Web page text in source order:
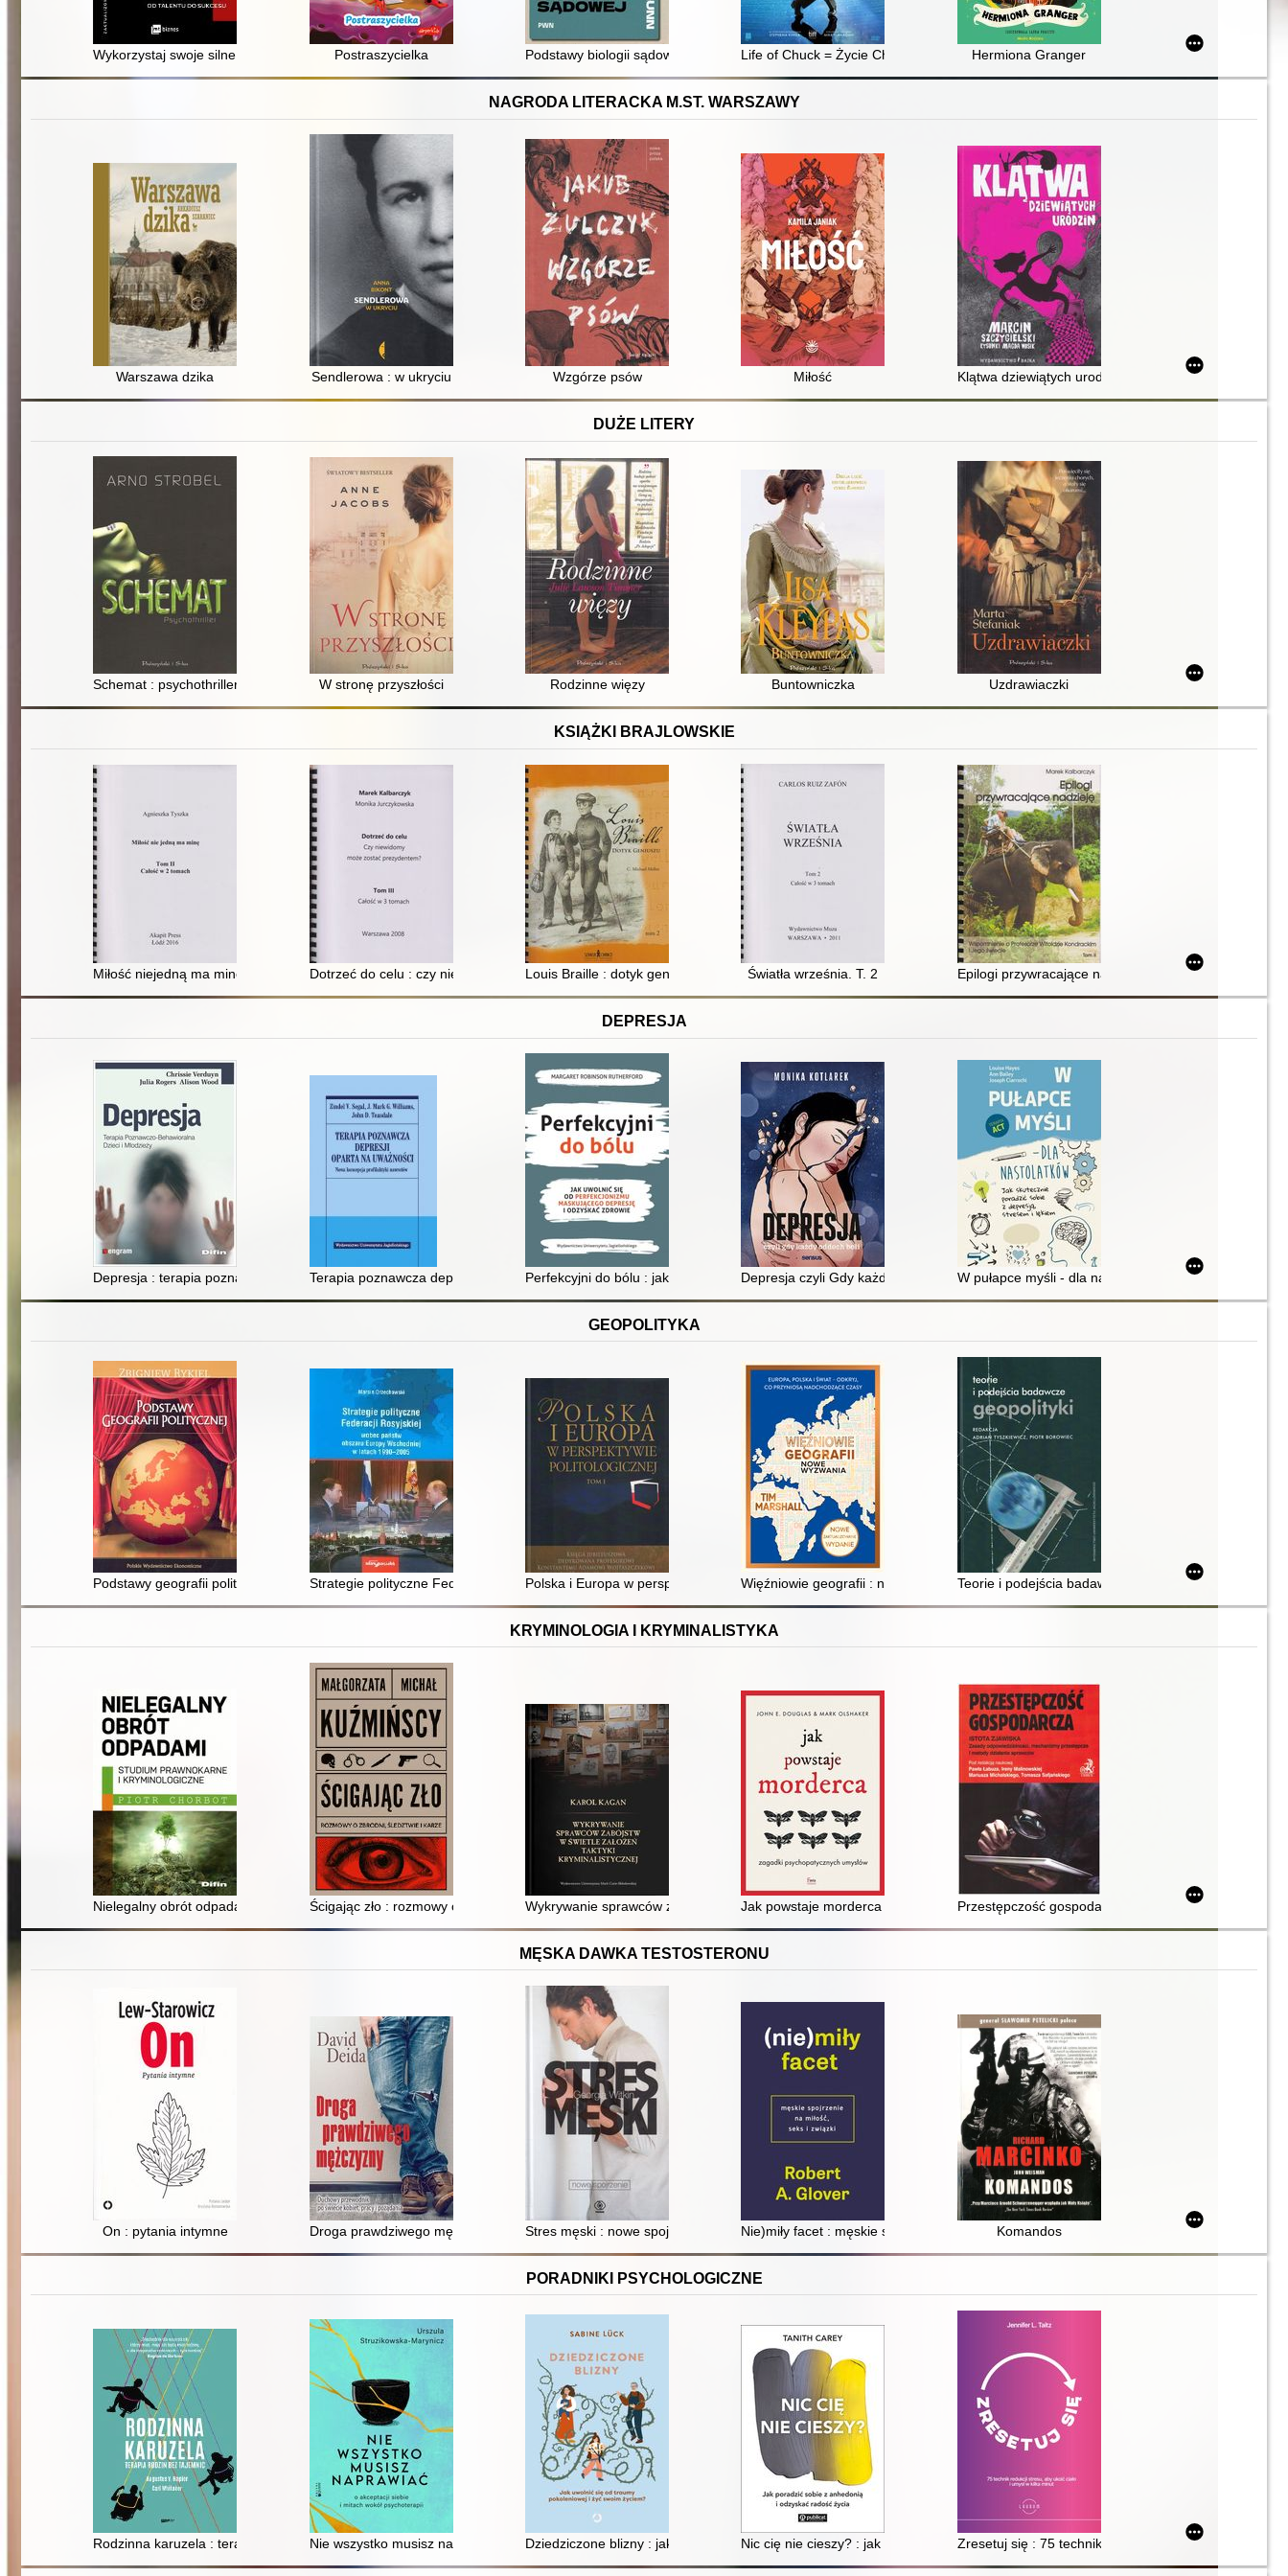
Wykorzystaj swoje silne strony : 6 kroków od talentu do sukcesu
Postraszycielka Podstawy biologii sądowej Life of Chuck = Życie Chucka Hermiona Granger
NAGRODA LITERACKA M.ST. WARSZAWY
Warszawa dzika Sendlerowa : w ukryciu Wzgórze psów Miłość Klątwa dziewiątych urodzin
DUŻE LITERY
Schemat : psychothriller W stronę przyszłości Rodzinne więzy Buntowniczka Uzdrawiaczki
KSIĄŻKI BRAJLOWSKIE
Miłość niejedną ma minę. T. 2 Dotrzeć do celu : czy niewidomy może zostać prezydentem?. T. 3
Louis Braille : dotyk geniuszu. T. 2 Światła września. T. 2 Epilogi przywracające nadzieję : wspomnienie o
DEPRESJA
Depresja : terapia poznawczo-behawioralna dzieci i młodzieżyTerapia poznawcza depresji oparta na uważności : nowa koncepcja profilaktyki nawrotów
Perfekcyjni do bólu : jak uwolnić się od perfekcjonizmu maskującego depresję i odzyskać zdrowie
Depresja czyli Gdy każdy oddech boliW pułapce myśli - dla nastolatków : jak skutecznie
GEOPOLITYKA
Podstawy geografii politycznej Strategie polityczne Federacji Rosyjskiej wobec państw obszaru Europy Wschodniej w latach 1990-2005
Polska i Europa w perspektywie politologicznej : księga jubileuszowa dedykowana profesorowi Konstantemu Adamowi
Więźniowie geografii : nowe wyzwaniaTeorie i podejścia badawcze geopolityki
KRYMINOLOGIA I KRYMINALISTYKA
Nielegalny obrót odpadami : studium prawnokarne i kryminologiczne
Ścigając zło : rozmowy o zbrodni, śledztwie i karzeWykrywanie sprawców zabójstw w świetle założeń taktyki kryminalistycznej
Jak powstaje morderca : zagadki psychopatycznych umysłów
Przestępczość gospodarcza : istota zjawiska :
MĘSKA DAWKA TESTOSTERONU
On : pytania intymne Droga prawdziwego mężczyzny : duchowy przewodnik po świecie kobiet, pracy i pożądania
Stres męski : nowe spojrzenie Nie)miły facet : męskie spojrzenie na miłość, seks i związki
Komandos
PORADNIKI PSYCHOLOGICZNE
Rodzinna karuzela : terapia rodzinna bez tajemnicNie wszystko musisz naprawiać : o akceptacji siebie i mitach wokół psychoterapii
Dziedziczone blizny : jak uwolnić się od traumy pokoleniowej i żyć swoim życiem?
Nic cię nie cieszy? : jak poradzić sobie z anhedonią i odzyskać radość życia
Zresetuj się : 75 technik redukcji stresu, aby ukoić